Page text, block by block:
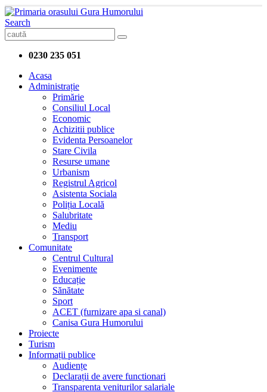
Search
0230 235 051
Acasa
Administrație
Primărie
Consiliul Local
Economic
Achizitii publice
Evidenta Persoanelor
Stare Civila
Resurse umane
Urbanism
Registrul Agricol
Asistenta Sociala
Poliția Locală
Salubritate
Mediu
Transport
Comunitate
Centrul Cultural
Evenimente
Educație
Sănătate
Sport
ACET (furnizare apa si canal)
Canisa Gura Humorului
Proiecte
Turism
Informații publice
Audiențe
Declarații de avere functionari
Transparenta veniturilor salariale